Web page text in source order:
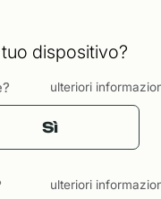
dispositivo?
ulteriori
Sì
ulteriori